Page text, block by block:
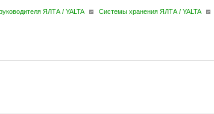
ЯЛТА / YALTA Системы хранения ЯЛТА / YALTA